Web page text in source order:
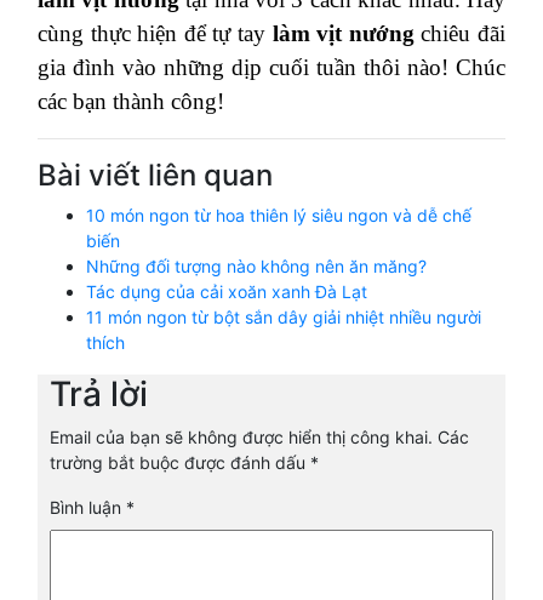
cùng thực hiện để tự tay làm vịt nướngchiêu đãi
gia đình vào những dịp cuối tuần thôi nào! Chúc
các bạn thành công!
Bài viết liên quan
10 món ngon từ hoa thiên lý siêu ngon và dễ chế
biến
Những đối tượng nào không nên ăn măng?
Tác dụng của cải xoăn xanh Đà Lạt
11 món ngon từ bột sắn dây giải nhiệt nhiều người
thích
Trả lời
Email của bạn sẽ không được hiển thị công khai. Các
trường bắt buộc được đánh dấu *
Bình luận *